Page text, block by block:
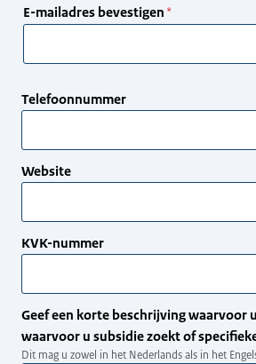
E-mailadres bevestigen
Telefoonnummer
Website
KVK-nummer
Geef een korte beschrijving waarvoor
waarvoor u subsidie zoekt of
Dit mag u zowel in het Nederlands als in het